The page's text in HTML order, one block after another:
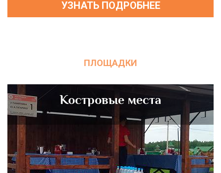
ПЛОЩАДКИ
Костровые места